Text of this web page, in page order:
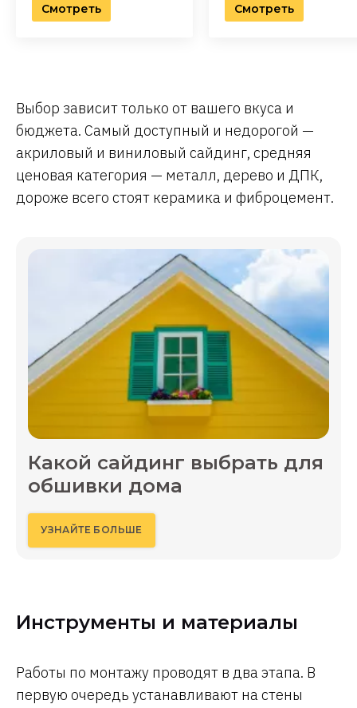
Смотреть Смотреть
Выбор зависит только от вашего вкуса и
бюджета. Самый доступный и недорогой —
акриловый и виниловый сайдинг, средняя
ценовая категория — металл, дерево и ДПК,
дороже всего стоят керамика и фиброцемент.
Какой сайдинг выбрать для
обшивки дома
УЗНАЙТЕ БОЛЬШЕ
Инструменты и материалы
Работы по монтажу проводят в два этапа. В
первую очередь устанавливают на стены